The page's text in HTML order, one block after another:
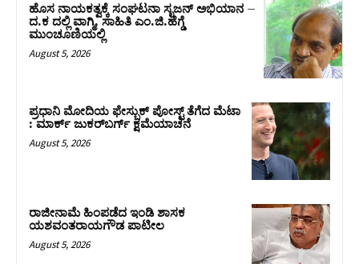
ಹೊಸ ನಾಯಕತ್ವಕ್ಕೆ ಸಂಘಟನಾ ಸೃಜನ್ ಅಭಿಯಾನ –
ದ.ಕ ದಲ್ಲಿ ವಾಗ್ಮಿ, ಸಾಹಿತಿ ಎಂ.ಜಿ.ಹೆಗ್ಡೆ
ಮುಂಚೂಣಿಯಲ್ಲಿ
August 5, 2026
ಪ್ರಧಾನಿ ಮೋದಿಯ ಫೇಸ್ಬುಕ್‌ ಪೋಸ್ಟ್‌ ತೆಗೆದ ಮೆಟಾ
: ಮಾರ್ಕ್ ಜುಕರ್‌ಬರ್ಗ್ ಕ್ಷಮೆಯಾಚನೆ
August 5, 2026
ರಾಜೀನಾಮೆ ಹಿಂಪಡೆದ ಇಂಡಿ ಶಾಸಕ
ಯಶವಂತರಾಯಗೌಡ ಪಾಟೀಲ
August 5, 2026